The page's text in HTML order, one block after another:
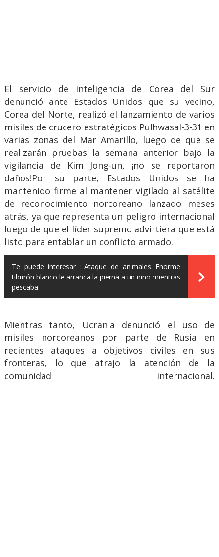
El servicio de inteligencia de Corea del Sur
denunció ante Estados Unidos que su vecino,
Corea del Norte, realizó el lanzamiento de varios
misiles de crucero estratégicos Pulhwasal-3-31 en
varias zonas del Mar Amarillo, luego de que se
realizarán pruebas la semana anterior bajo la
vigilancia de Kim Jong-un, ¡no se reportaron
daños!Por su parte, Estados Unidos se ha
mantenido firme al mantener vigilado al satélite
de reconocimiento norcoreano lanzado meses
atrás, ya que representa un peligro internacional
luego de que el líder supremo advirtiera que está
listo para entablar un conflicto armado.
Te puede interesar : Ataque de animales Enorme
tiburón blanco le arranca la pierna a un niño mientras
pescaba
Mientras tanto, Ucrania denunció el uso de
misiles norcoreanos por parte de Rusia en
recientes ataques a objetivos civiles en sus
fronteras, lo que atrajo la atención de la
comunidad internacional.